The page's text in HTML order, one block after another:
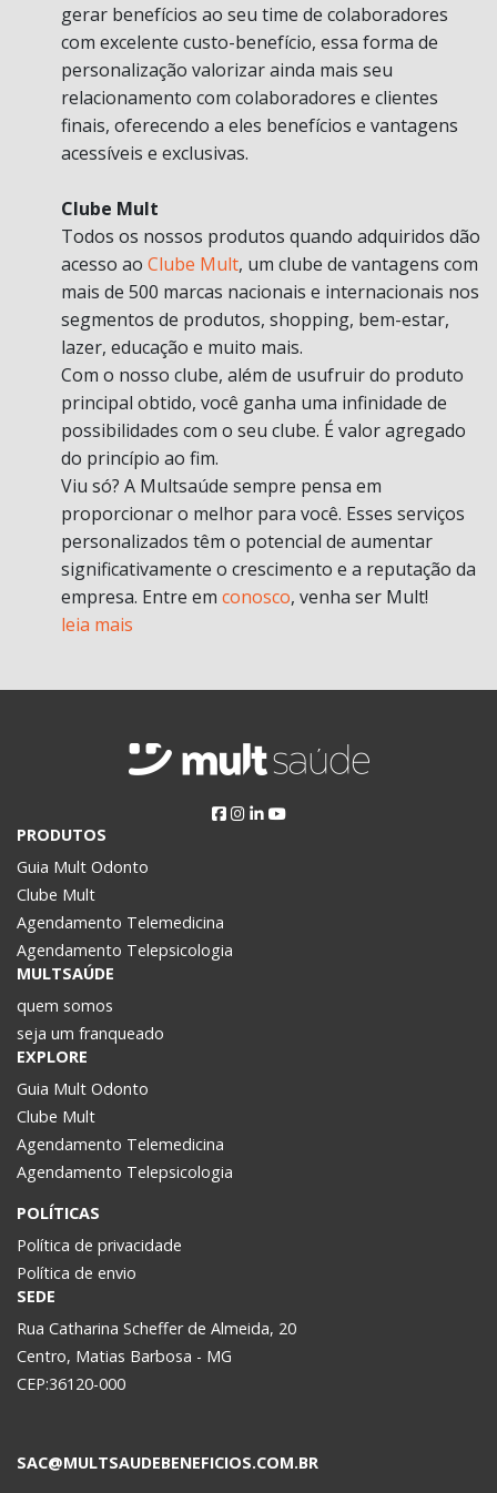
gerar benefícios ao seu time de colaboradores
com excelente custo-benefício, essa forma de
personalização valorizar ainda mais seu
relacionamento com colaboradores e clientes
finais, oferecendo a eles benefícios e vantagens
acessíveis e exclusivas.
Clube Mult
Todos os nossos produtos quando adquiridos dão
acesso ao Clube Mult, um clube de vantagens com
mais de 500 marcas nacionais e internacionais nos
segmentos de produtos, shopping, bem-estar,
lazer, educação e muito mais.
Com o nosso clube, além de usufruir do produto
principal obtido, você ganha uma infinidade de
possibilidades com o seu clube. É valor agregado
do princípio ao fim.
Viu só? A Multsaúde sempre pensa em
proporcionar o melhor para você. Esses serviços
personalizados têm o potencial de aumentar
significativamente o crescimento e a reputação da
empresa. Entre em conosco, venha ser Mult!
leia mais
PRODUTOS
Guia Mult Odonto
Clube Mult
Agendamento Telemedicina
Agendamento Telepsicologia
MULTSAÚDE
quem somos
seja um franqueado
EXPLORE
Guia Mult Odonto
Clube Mult
Agendamento Telemedicina
Agendamento Telepsicologia
POLÍTICAS
Política de privacidade
Política de envio
SEDE
Rua Catharina Scheffer de Almeida, 20
Centro, Matias Barbosa - MG
CEP:36120-000
SAC@MULTSAUDEBENEFICIOS.COM.BR